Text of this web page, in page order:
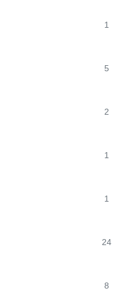
1
5
2
1
1
24
8